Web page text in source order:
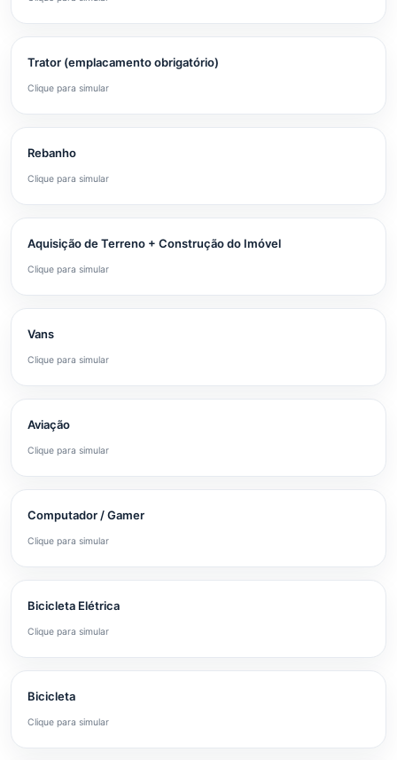
Trator (emplacamento obrigatório)
Clique para simular
Rebanho
Clique para simular
Aquisição de Terreno + Construção do Imóvel
Clique para simular
Vans
Clique para simular
Aviação
Clique para simular
Computador / Gamer
Clique para simular
Bicicleta Elétrica
Clique para simular
Bicicleta
Clique para simular